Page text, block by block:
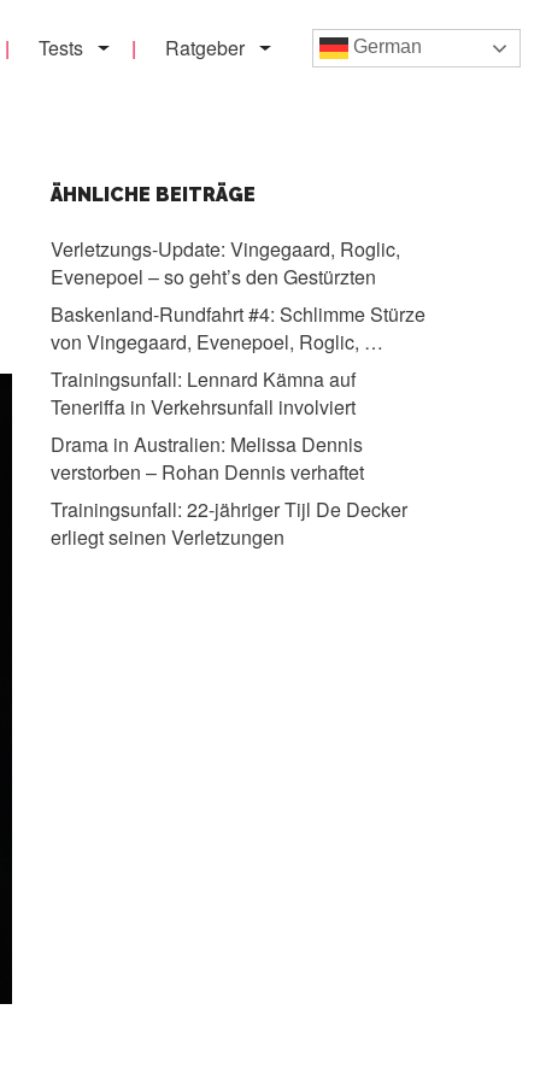
Tests Ratgeber German
ÄHNLICHE BEITRÄGE
Verletzungs-Update: Vingegaard, Roglic,
Evenepoel – so geht’s den Gestürzten
Baskenland-Rundfahrt #4: Schlimme Stürze
von Vingegaard, Evenepoel, Roglic, …
Trainingsunfall: Lennard Kämna auf
Teneriffa in Verkehrsunfall involviert
Drama in Australien: Melissa Dennis
verstorben – Rohan Dennis verhaftet
Trainingsunfall: 22-jähriger Tijl De Decker
erliegt seinen Verletzungen